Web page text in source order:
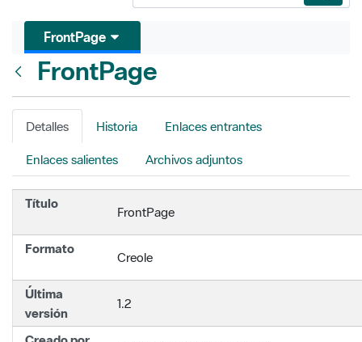
FrontPage
FrontPage
Detalles Historia Enlaces entrantes
Enlaces salientes Archivos adjuntos
Título
FrontPage
Formato
Creole
Última
versión
1.2